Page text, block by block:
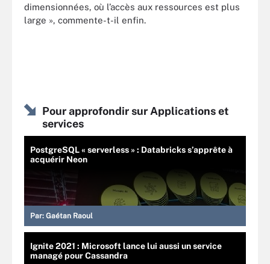
dimensionnées, où l’accès aux ressources est plus
large », commente-t-il enfin.
Pour approfondir sur Applications et
services
PostgreSQL « serverless » : Databricks s’apprête à
acquérir Neon
Par: Gaétan Raoul
Ignite 2021 : Microsoft lance lui aussi un service
managé pour Cassandra